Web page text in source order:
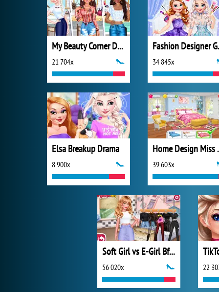
My Beauty Corner Decoration
21 704x 34 845x
Elsa Breakup Drama
8 900x
Home
39 603x
Soft Girl vs E-Girl Bffs Looks
56 020x 22